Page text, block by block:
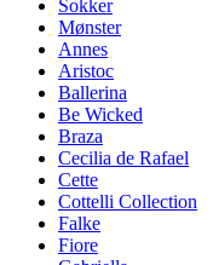
Sokker
Mønster
Annes
Aristoc
Ballerina
Be Wicked
Braza
Cecilia de Rafael
Cette
Cottelli Collection
Falke
Fiore